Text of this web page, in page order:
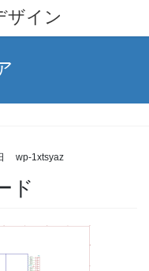
ザイン
wp-1xtsyaz
ド